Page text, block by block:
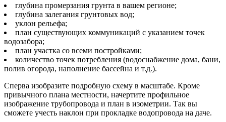
глубина промерзания грунта в вашем регионе;
глубина залегания грунтовых вод;
уклон рельефа;
план существующих коммуникаций с указанием точек
водозабора;
план участка со всеми постройками;
количество точек потребления (водоснабжение дома, бани,
полив огорода, наполнение бассейна и т.д.).
Сперва изобразите подробную схему в масштабе. Кроме
привычного плана местности, начертите профильное
изображение трубопровода и план в изометрии. Так вы
сможете учесть наклон при прокладке водопровода на даче.